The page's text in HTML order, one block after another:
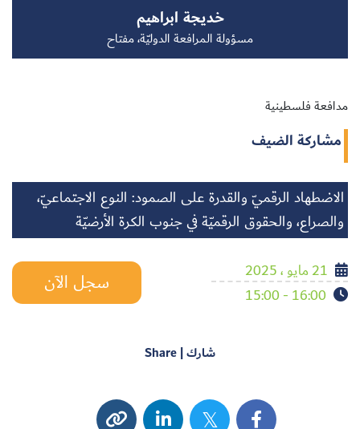
خديجة ابراهيم
مسؤولة المرافعة الدوليّة، مفتاح
مدافعة فلسطينية
مشاركة الضيف
الاضطهاد الرقميّ والقدرة على الصمود: النوع الاجتماعيّ،
والصراع، والحقوق الرقميّة في جنوب الكرة الأرضيّة
21 مايو ، 2025
16:00 - 15:00
سجل الآن
شارك | Share